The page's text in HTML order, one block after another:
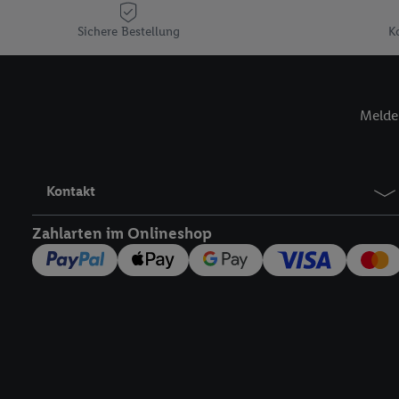
Sichere Bestellung
Kontakt
Zahlarten im Onlineshop
Plus-Konto einloggen,
Verantwortlichkeit mit
zu erstellen (die
Hierzu wird von uns
Adresse in
Zudem erlauben Sie
den Lidl-Diensten
Wenn das der Fall ist,
Insbesondere können
werden, damit wir
Nutzung der Utiq-
widerrufen - jederzeit
Telekommunikations-
die Lidl-Dienste)